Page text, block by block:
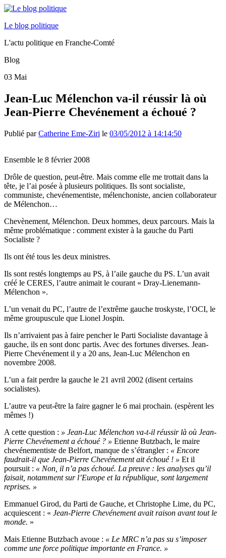
Le blog politique
L'actu politique en Franche-Comté
Blog
03 Mai
Jean-Luc Mélenchon va-il réussir là où
Jean-Pierre Chevénement a échoué ?
Publié parCatherine Eme-Ziri le 03/05/2012 à 14:14:50
Ensemble le 8 février 2008
Drôle de question, peut-être. Mais comme elle me trottait dans la
tête, je l’ai posée à plusieurs politiques. Ils sont socialiste,
communiste, chevénementiste, mélenchoniste, ancien collaborateur
de Mélenchon…
Chevènement, Mélenchon. Deux hommes, deux parcours. Mais la
même problématique : comment exister à la gauche du Parti
Socialiste ?
Ils ont été tous les deux ministres.
Ils sont restés longtemps au PS, à l’aile gauche du PS. L’un avait
créé le CERES, l’autre animait le courant « Dray-Lienemann-
Mélenchon ».
L’un venait du PC, l’autre de l’extrême gauche troskyste, l’OCI, le
même groupuscule que Lionel Jospin.
Ils n’arrivaient pas à faire pencher le Parti Socialiste davantage à
gauche, ils en sont donc partis. Avec des fortunes diverses. Jean-
Pierre Chevénement il y a 20 ans, Jean-Luc Mélenchon en
novembre 2008.
L’un a fait perdre la gauche le 21 avril 2002 (disent certains
socialistes).
L’autre va peut-être la faire gagner le 6 mai prochain. (espèrent les
mêmes !)
A cette question : » Jean-Luc Mélenchon va-t-il réussir là où Jean-
Pierre Chevénement a échoué ? » Etienne Butzbach, le maire
chevénementiste de Belfort, manque de s’étrangler : « Encore
faudrait-il que Jean-Pierre Chevénement ait échoué ! » Et il
poursuit : « Non, il n’a pas échoué. La preuve : les analyses qu’il
faisait, notamment sur l’Europe et la république, sont largement
reprises. »
Emmanuel Girod, du Parti de Gauche, et Christophe Lime, du PC,
acquiescent : « Jean-Pierre Chevénement avait raison avant tout le
monde. »
Mais Etienne Butzbach avoue : « Le MRC n’a pas su s’imposer
comme une force politique importante en France. »